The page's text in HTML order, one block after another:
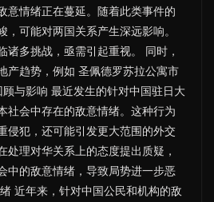
意情绪正在蔓延。随着此类事件的
可能对两国关系产生深远影响。
诸多挑战，亟需引起重视。 同时，
产趋势，例如 圣佩德罗苏拉公寓市
与影响 最近发生的针对中国驻日大
社会中存在的敌意情绪。这种行为
侵犯，还可能引发更大范围的外交
处理对华关系上的态度提出质疑，
中的敌意情绪，导致局势进一步恶
近年来，针对中国公民和机构的敌